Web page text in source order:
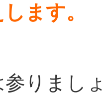
ます。
参りまし